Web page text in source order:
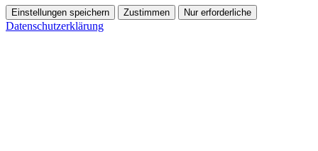
Einstellungen speichern Zustimmen Nur erforderliche
Datenschutzerklärung